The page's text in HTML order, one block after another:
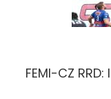
FEMI-CZ RRD: